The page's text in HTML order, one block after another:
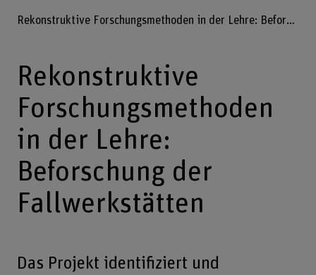
Rekonstruktive Forschungsmethoden in der Lehre: Beforschung der Fallwerkstätten
Rekonstruktive
Forschungsmethoden
in der Lehre:
Beforschung der
Fallwerkstätten
Das Projekt identifiziert und